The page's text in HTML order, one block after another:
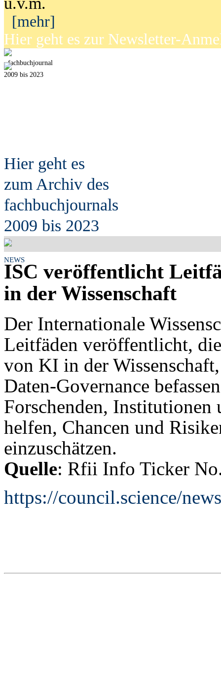
[mehr]
Hier geht es zur Newsletter-
fachbuchjournal
2009 bis 2023
Hier geht es
zum Archiv des
fachbuchjournals
2009 bis 2023
NEWS
ISC veröffentlicht
in der Wissenschaft
Der Internationale
Leitfäden veröffentlicht,
von KI in der
Daten-Governance
Forschenden,
helfen, Chancen und
einzuschätzen.
Quelle: Rfii Info Ticker
https://council.science/